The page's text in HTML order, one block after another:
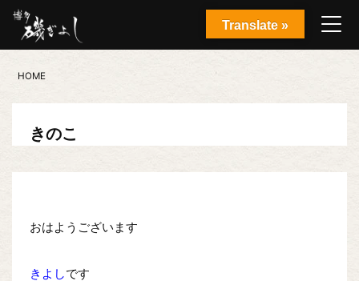
HOME
きのこ
おはようございます
きよしです
Translate »